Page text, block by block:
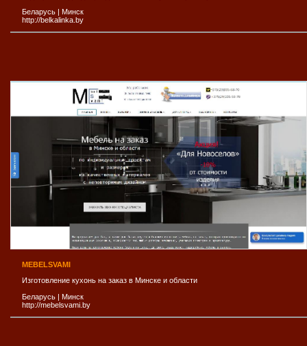
Беларусь | Минск
http://belkalinka.by
MEBELSVAMI
Изготовление кухонь на заказ в Минске и области
Беларусь
Минск
http://mebelsvami.by